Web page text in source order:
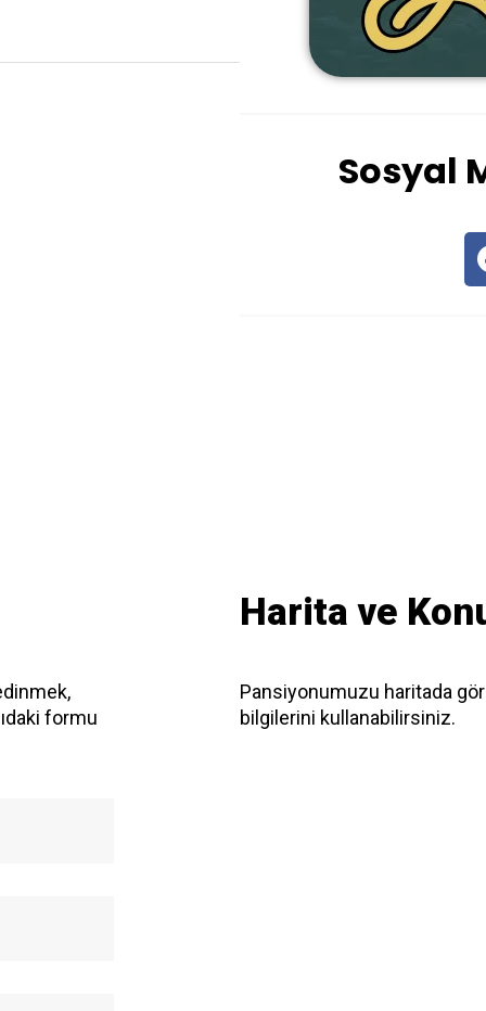
Sosyal
formu
Harita ve
Pansiyonumuzu haritada
bilgilerini kullanabilirsiniz.